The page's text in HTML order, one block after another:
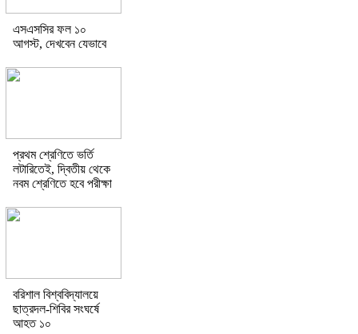
এসএসসির ফল ১০
আগস্ট, দেখবেন যেভাবে
প্রথম শ্রেণিতে ভর্তি
লটারিতেই, দ্বিতীয় থেকে
নবম শ্রেণিতে হবে পরীক্ষা
বরিশাল বিশ্ববিদ্যালয়ে
ছাত্রদল-শিবির সংঘর্ষে
আহত ১০